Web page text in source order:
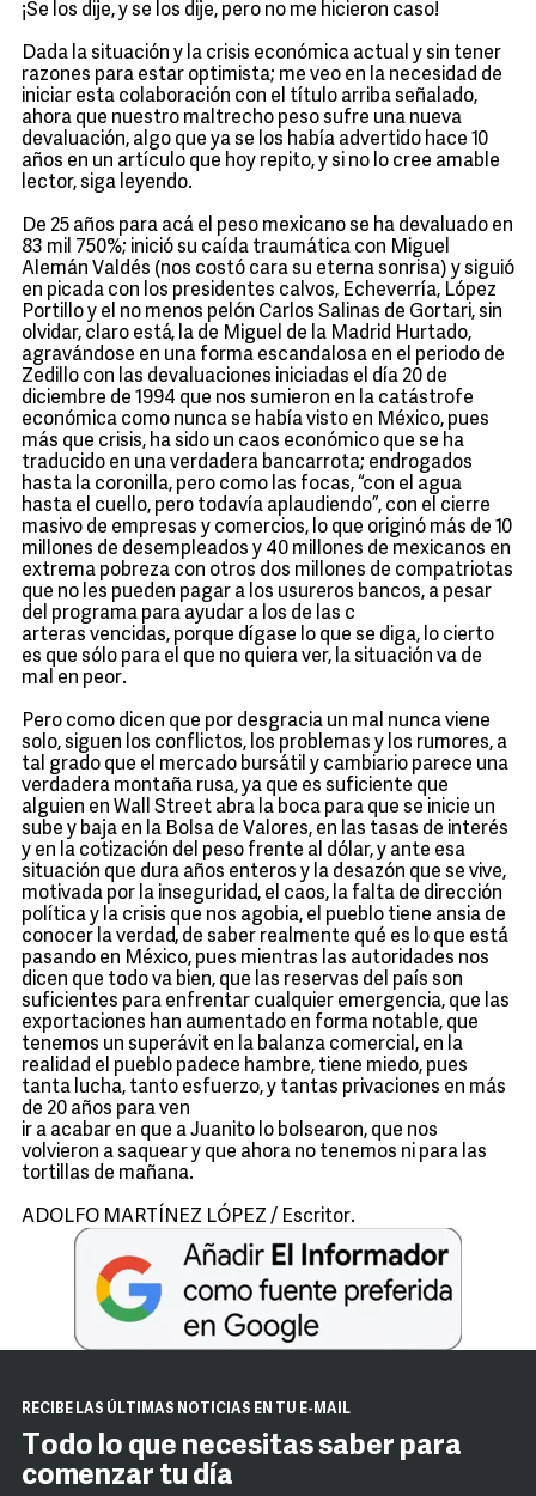
¡Se los dije, y se los dije, pero no me hicieron caso!
Dada la situación y la crisis económica actual y sin tener
razones para estar optimista; me veo en la necesidad de
iniciar esta colaboración con el título arriba señalado,
ahora que nuestro maltrecho peso sufre una nueva
devaluación, algo que ya se los había advertido hace 10
años en un artículo que hoy repito, y si no lo cree amable
lector, siga leyendo.
De 25 años para acá el peso mexicano se ha devaluado en
83 mil 750%; inició su caída traumática con Miguel
Alemán Valdés (nos costó cara su eterna sonrisa) y siguió
en picada con los presidentes calvos, Echeverría, López
Portillo y el no menos pelón Carlos Salinas de Gortari, sin
olvidar, claro está, la de Miguel de la Madrid Hurtado,
agravándose en una forma escandalosa en el periodo de
Zedillo con las devaluaciones iniciadas el día 20 de
diciembre de 1994 que nos sumieron en la catástrofe
económica como nunca se había visto en México, pues
más que crisis, ha sido un caos económico que se ha
traducido en una verdadera bancarrota; endrogados
hasta la coronilla, pero como las focas, “con el agua
hasta el cuello, pero todavía aplaudiendo”, con el cierre
masivo de empresas y comercios, lo que originó más de 10
millones de desempleados y 40 millones de mexicanos en
extrema pobreza con otros dos millones de compatriotas
que no les pueden pagar a los usureros bancos, a pesar
del programa para ayudar a los de las c
arteras vencidas, porque dígase lo que se diga, lo cierto
es que sólo para el que no quiera ver, la situación va de
mal en peor.
Pero como dicen que por desgracia un mal nunca viene
solo, siguen los conflictos, los problemas y los rumores, a
tal grado que el mercado bursátil y cambiario parece una
verdadera montaña rusa, ya que es suficiente que
alguien en Wall Street abra la boca para que se inicie un
sube y baja en la Bolsa de Valores, en las tasas de interés
y en la cotización del peso frente al dólar, y ante esa
situación que dura años enteros y la desazón que se vive,
motivada por la inseguridad, el caos, la falta de dirección
política y la crisis que nos agobia, el pueblo tiene ansia de
conocer la verdad, de saber realmente qué es lo que está
pasando en México, pues mientras las autoridades nos
dicen que todo va bien, que las reservas del país son
suficientes para enfrentar cualquier emergencia, que las
exportaciones han aumentado en forma notable, que
tenemos un superávit en la balanza comercial, en la
realidad el pueblo padece hambre, tiene miedo, pues
tanta lucha, tanto esfuerzo, y tantas privaciones en más
de 20 años para ven
ir a acabar en que a Juanito lo bolsearon, que nos
volvieron a saquear y que ahora no tenemos ni para las
tortillas de mañana.
ADOLFO MARTÍNEZ LÓPEZ / Escritor.
RECIBE LAS ÚLTIMAS NOTICIAS EN TU E-MAIL
Todo lo que necesitas saber para
comenzar tu día